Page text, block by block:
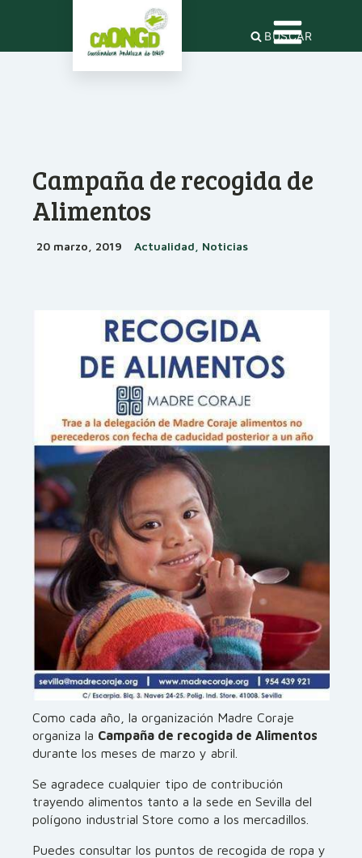
BUSCAR
Campaña de recogida de
Alimentos
20 marzo, 2019 Actualidad, Noticias
Como cada año, la organización Madre Coraje
organiza la Campaña de recogida de Alimentos
durante los meses de marzo y abril.
Se agradece cualquier tipo de contribución
trayendo alimentos tanto a la sede en Sevilla del
polígono industrial Store como a los mercadillos.
Puedes consultar los puntos de recogida de ropa y